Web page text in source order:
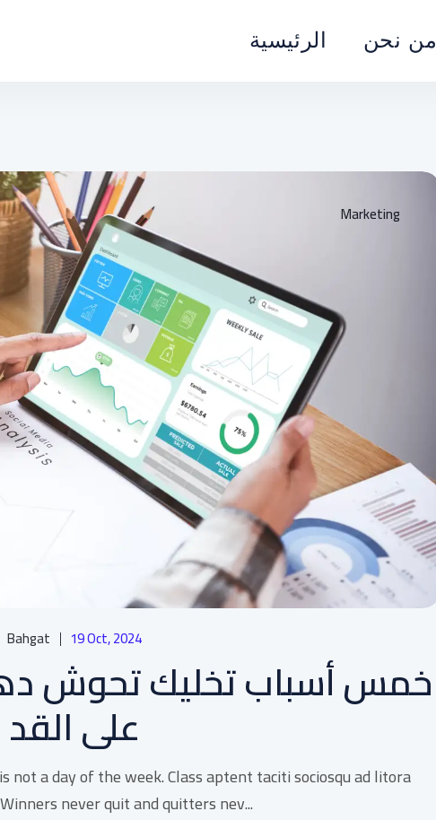
الرئيسية من نحن
Marketing
Bahgat 19 Oct, 2024
خمس أسباب تخليك تحوش
على القد
not a day of the week. Class aptent taciti sociosqu ad litora
never quit and quitters nev...